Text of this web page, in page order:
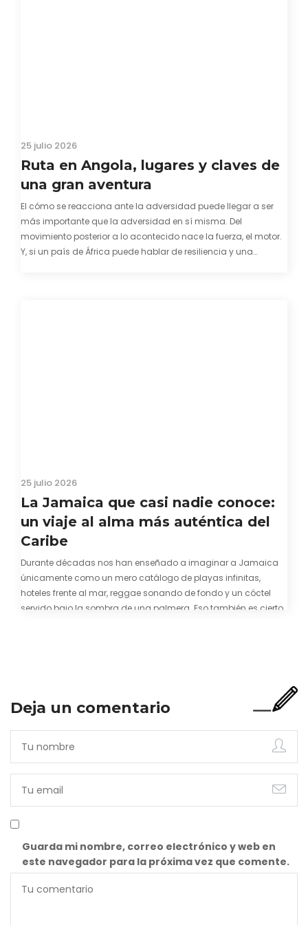
25 julio 2026
Ruta en Angola, lugares y claves de
una gran aventura
El cómo se reacciona ante la adversidad puede llegar a ser
más importante que la adversidad en sí misma. Del
movimiento posterior a lo acontecido nace la fuerza, el motor.
Y, si un país de África puede hablar de resiliencia y una
25 julio 2026
La Jamaica que casi nadie conoce:
un viaje al alma más auténtica del
Caribe
Durante décadas nos han enseñado a imaginar a Jamaica
únicamente como un mero catálogo de playas infinitas,
hoteles frente al mar, reggae sonando de fondo y un cóctel
servido bajo la sombra de una palmera. Eso también es cierto.
Deja un comentario
Guarda mi nombre, correo electrónico y web en
este navegador para la próxima vez que comente.